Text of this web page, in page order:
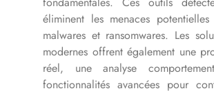
éliminent les menaces
malwares et ransomwares. Les
modernes offrent également une
réel, une analyse
fonctionnalités avancées pour